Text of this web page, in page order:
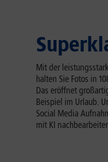
Mit der
halten Sie Fotos in
Das eröffnet
Beispiel im Urlaub.
Social Media
mit KI